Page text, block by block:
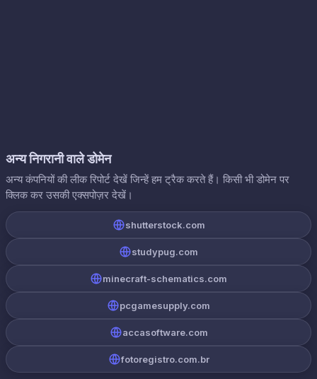
अन्य निगरानी वाले डोमेन
अन्य कंपनियों की लीक रिपोर्ट देखें जिन्हें हम ट्रैक करते हैं। किसी भी डोमेन पर
क्लिक कर उसकी एक्सपोज़र देखें।
shutterstock.com
studypug.com
minecraft-schematics.com
pcgamesupply.com
accasoftware.com
fotoregistro.com.br